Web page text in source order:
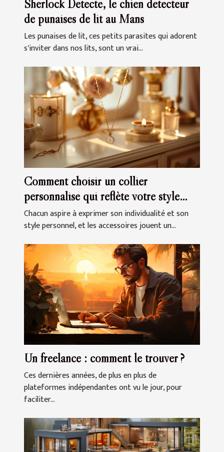
Sherlock Détecte, le chien détecteur
de punaises de lit au Mans
Les punaises de lit, ces petits parasites qui adorent
s'inviter dans nos lits, sont un vrai...
Comment choisir un collier
personnalisé qui reflète votre style
unique
Chacun aspire à exprimer son individualité et son
style personnel, et les accessoires jouent un...
Un freelance : comment le trouver ?
Ces dernières années, de plus en plus de
plateformes indépendantes ont vu le jour, pour
faciliter...